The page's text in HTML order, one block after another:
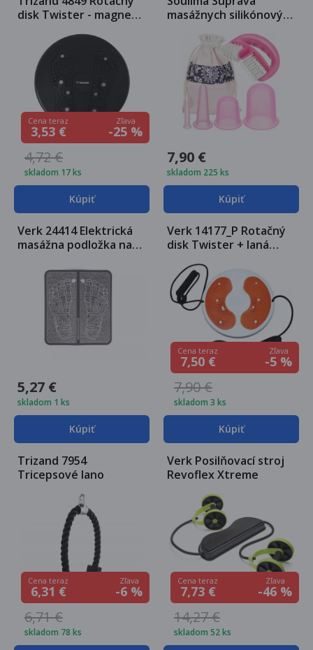
disk Twister - magnet
Cena teraz
3,53 €
Zľava
-25 %
4,72 €
skladom 17 ks
Kúpiť
masážnych silikónových
ks ružovej
7,90 €
skladom 225 ks
Kúpiť
Verk 24414 Elektrická
masážna podložka na
5,27 €
skladom 1 ks
Kúpiť
Verk 14177_P Rotačný
disk Twister + laná
Cena teraz
7,50 €
Zľava
-5 %
7,90 €
skladom 3 ks
Kúpiť
Trizand 7954
Tricepsové lano
Cena teraz
6,31 €
Zľava
-6 %
6,71 €
skladom 78 ks
Verk Posilňovací stroj
Revoflex Xtreme
Cena teraz
7,73 €
Zľava
-46 %
14,27 €
skladom 52 ks